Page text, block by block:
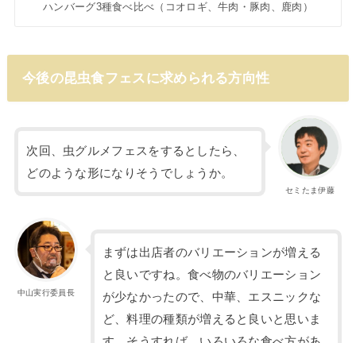
ハンバーグ3種食べ比べ（コオロギ、牛肉・豚肉、鹿肉）
今後の昆虫食フェスに求められる方向性
セミたま伊藤
次回、虫グルメフェスをするとしたら、
どのような形になりそうでしょうか。
中山実行委員長
まずは出店者のバリエーションが増える
と良いですね。食べ物のバリエーション
が少なかったので、中華、エスニックな
ど、料理の種類が増えると良いと思いま